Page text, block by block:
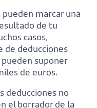
marcar una
de tu
casos,
de deducciones
suponer
de euros.
deducciones no
el borrador de la